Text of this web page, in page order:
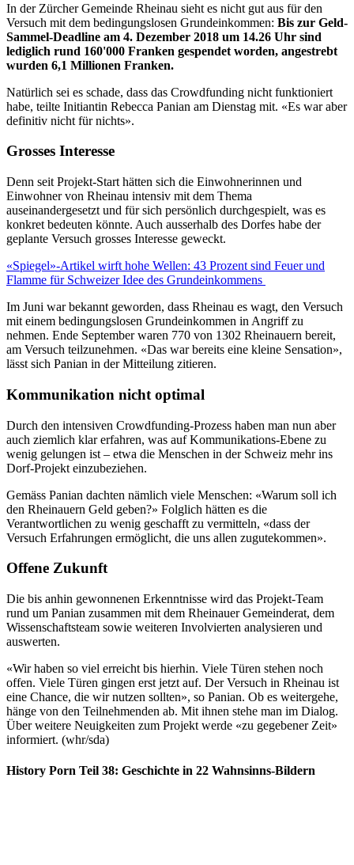
In der Zürcher Gemeinde Rheinau sieht es nicht gut aus für den
Versuch mit dem bedingungslosen Grundeinkommen: Bis zur Geld-
Sammel-Deadline am 4. Dezember 2018 um 14.26 Uhr sind
lediglich rund 160'000 Franken gespendet worden, angestrebt
wurden 6,1 Millionen Franken.
Natürlich sei es schade, dass das Crowdfunding nicht funktioniert
habe, teilte Initiantin Rebecca Panian am Dienstag mit. «Es war aber
definitiv nicht für nichts».
Grosses Interesse
Denn seit Projekt-Start hätten sich die Einwohnerinnen und
Einwohner von Rheinau intensiv mit dem Thema
auseinandergesetzt und für sich persönlich durchgespielt, was es
konkret bedeuten könnte. Auch ausserhalb des Dorfes habe der
geplante Versuch grosses Interesse geweckt.
«Spiegel»-Artikel wirft hohe Wellen: 43 Prozent sind Feuer und
Flamme für Schweizer Idee des Grundeinkommens
Im Juni war bekannt geworden, dass Rheinau es wagt, den Versuch
mit einem bedingungslosen Grundeinkommen in Angriff zu
nehmen. Ende September waren 770 von 1302 Rheinauern bereit,
am Versuch teilzunehmen. «Das war bereits eine kleine Sensation»,
lässt sich Panian in der Mitteilung zitieren.
Kommunikation nicht optimal
Durch den intensiven Crowdfunding-Prozess haben man nun aber
auch ziemlich klar erfahren, was auf Kommunikations-Ebene zu
wenig gelungen ist – etwa die Menschen in der Schweiz mehr ins
Dorf-Projekt einzubeziehen.
Gemäss Panian dachten nämlich viele Menschen: «Warum soll ich
den Rheinauern Geld geben?» Folglich hätten es die
Verantwortlichen zu wenig geschafft zu vermitteln, «dass der
Versuch Erfahrungen ermöglicht, die uns allen zugutekommen».
Offene Zukunft
Die bis anhin gewonnenen Erkenntnisse wird das Projekt-Team
rund um Panian zusammen mit dem Rheinauer Gemeinderat, dem
Wissenschaftsteam sowie weiteren Involvierten analysieren und
auswerten.
«Wir haben so viel erreicht bis hierhin. Viele Türen stehen noch
offen. Viele Türen gingen erst jetzt auf. Der Versuch in Rheinau ist
eine Chance, die wir nutzen sollten», so Panian. Ob es weitergehe,
hänge von den Teilnehmenden ab. Mit ihnen stehe man im Dialog.
Über weitere Neuigkeiten zum Projekt werde «zu gegebener Zeit»
informiert. (whr/sda)
History Porn Teil 38: Geschichte in 22 Wahnsinns-Bildern